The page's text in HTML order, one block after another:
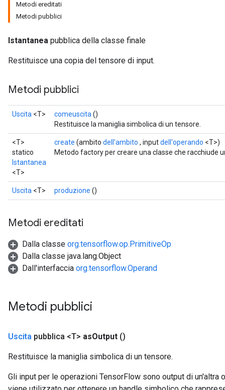
Metodi ereditati
Metodi pubblici
Istantanea pubblica della classe finale
Restituisce una copia del tensore di input.
Metodi pubblici
Uscita <T> comeuscita ()
Restituisce la maniglia simbolica di un tensore.
<T>
statico
Istantanea
<T>
create (ambito dell'ambito , inputdell'operando <T>)
Metodo factory per creare una classe che racchiude
Uscita <T> produzione ()
Metodi ereditati
Dalla classe org.tensorflow.op.PrimitiveOp
Dalla classe java.lang.Object
Dall'interfaccia org.tensorflow.Operand
Metodi pubblici
Uscita pubblica <T> asOutput ()
Restituisce la maniglia simbolica di un tensore.
Gli input per le operazioni TensorFlow sono output di un'altra